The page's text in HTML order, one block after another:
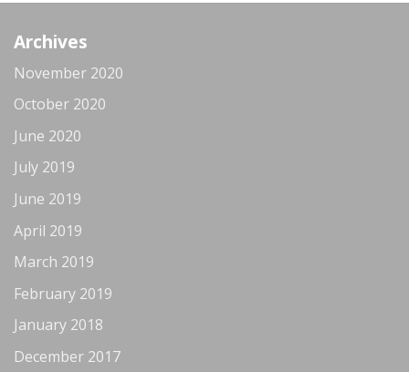
Archives
November 2020
October 2020
June 2020
July 2019
June 2019
April 2019
March 2019
February 2019
January 2018
December 2017